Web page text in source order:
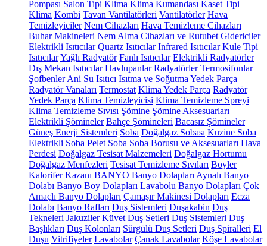
Pompası Salon Tipi Klima Klima Kumandası Kaset Tipi
Klima Kombi Tavan Vantilatörleri Vantilatörler Hava
Temizleyiciler Nem Cihazları Hava Temizleme Cihazları
Buhar Makineleri Nem Alma Cihazları ve Rutubet Gidericiler
Elektrikli Isıtıcılar Quartz Isıtıcılar Infrared Isıtıcılar Kule Tipi
IsıtıcılarYağlı Radyatör Fanlı Isıtıcılar Elektrikli Radyatörler
Dış Mekan Isıtıcılar Havlupanlar Radyatörler Termosifonlar
Şofbenler Ani Su Isıtıcı Isıtma ve Soğutma Yedek Parça
Radyatör Vanaları Termostat Klima Yedek Parça Radyatör
Yedek Parça Klima Temizleyicisi Klima Temizleme Spreyi
Klima Temizleme Sıvısı Şömine Şömine Aksesuarları
Elektrikli Şömineler Bahçe Şömineleri Bacasız Şömineler
Güneş Enerji Sistemleri Soba Doğalgaz Sobası Kuzine Soba
Elektrikli Soba Pelet Soba Soba Borusu ve Aksesuarları Hava
Perdesi Doğalgaz Tesisat Malzemeleri Doğalgaz Hortumu
Doğalgaz Menfezleri Tesisat Temizleme Sıvıları Boyler
Kalorifer Kazanı BANYO Banyo Dolapları Aynalı Banyo
Dolabı Banyo Boy Dolapları Lavabolu Banyo Dolapları Çok
Amaçlı Banyo Dolapları Çamaşır Makinesi Dolapları Ecza
Dolabı Banyo Rafları Duş Sistemleri Duşakabin Duş
Tekneleri Jakuziler Küvet Duş Setleri Duş Sistemleri Duş
Başlıkları Duş Kolonları Sürgülü Duş Setleri Duş Spiralleri El
Duşu Vitrifiyeler Lavabolar Çanak Lavabolar Köşe Lavabolar